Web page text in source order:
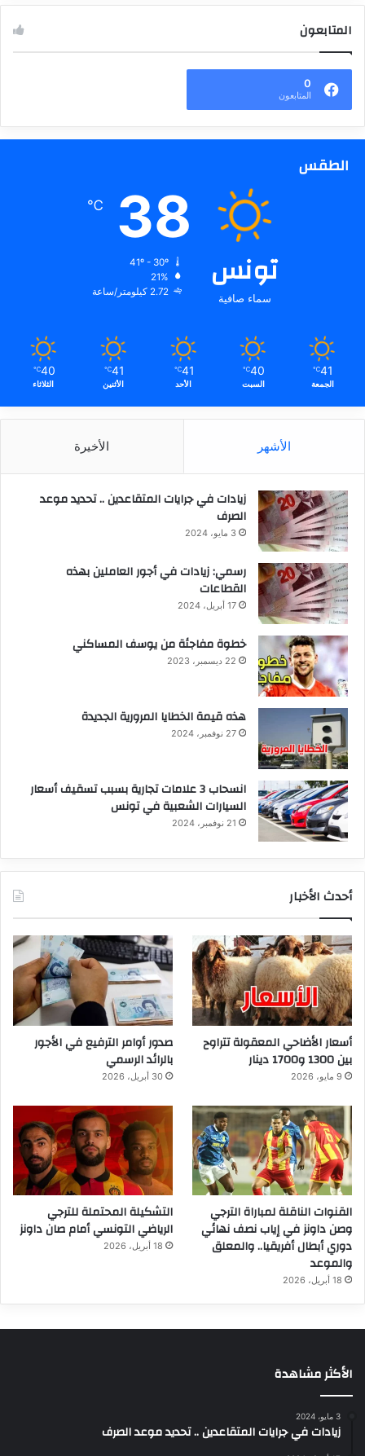
المتابعون
0
المتابعون
الطقس
تونس
سماء صافية
38
℃
21%
2.72 كيلومتر/ساعة
41
℃
الجمعة
40
℃
السبت
41
℃
الأحد
41
℃
الأثنين
40
℃
الثلاثاء
الأشهر الأخيرة
زيادات في جرايات المتقاعدين .. تحديد موعد
الصرف
3 مايو، 2024
رسمي: زيادات في أجور العاملين بهذه
القطاعات
17 أبريل، 2024
خطوة مفاجئة من يوسف المساكني
22 ديسمبر، 2023
هذه قيمة الخطايا المرورية الجديدة
27 نوفمبر، 2024
انسحاب 3 علامات تجارية بسبب تسقيف أسعار
السيارات الشعبية في تونس
21 نوفمبر، 2024
أحدث الأخبار
أسعار الأضاحي المعقولة تتراوح
بين 1300 و1700 دينار
9 مايو، 2026
صدور أوامر الترفيع في الأجور
بالرائد الرسمي
30 أبريل، 2026
القنوات الناقلة لمباراة الترجي
وصن داونز في إياب نصف نهائي
دوري أبطال أفريقيا.. والمعلق
والموعد
18 أبريل، 2026
التشكيلة المحتملة للترجي
الرياضي التونسي أمام صان داونز
18 أبريل، 2026
الأكثر مشاهدة
3 مايو، 2024
زيادات في جرايات المتقاعدين .. تحديد موعد الصرف